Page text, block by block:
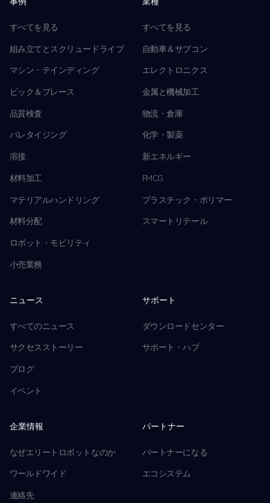
すべてを見る
組み立てとスクリュードライブ
マシン・テインディング
ピック＆プレース
品質検査
パレタイジング
溶接
材料加工
マテリアルハンドリング
材料分配
ロボット・モビリティ
小売業務
すべてを見る
自動車＆サブコン
エレクトロニクス
金属と機械加工
物流・倉庫
化学・製薬
新エネルギー
FMCG
プラスチック・ポリマー
スマートリテール
ニュース
すべてのニュース
サクセスストーリー
ブログ
イベント
サポート
ダウンロードセンター
サポート・ハブ
企業情報
なぜエリートロボットなのか
ワールドワイド
連絡先
パートナー
パートナーになる
エコシステム